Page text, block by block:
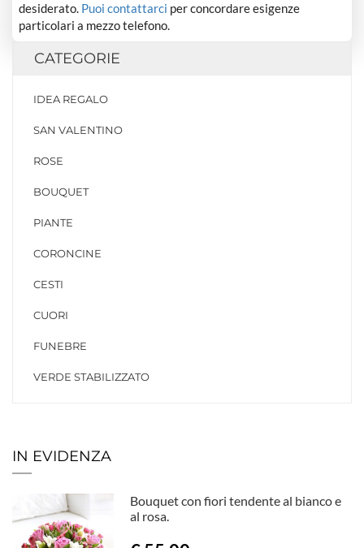
desiderato. Puoi contattarci per concordare esigenze
particolari a mezzo telefono.
CATEGORIE
IDEA REGALO
SAN VALENTINO
ROSE
BOUQUET
PIANTE
CORONCINE
CESTI
CUORI
FUNEBRE
VERDE STABILIZZATO
IN EVIDENZA
Bouquet con fiori tendente al bianco e
al rosa.